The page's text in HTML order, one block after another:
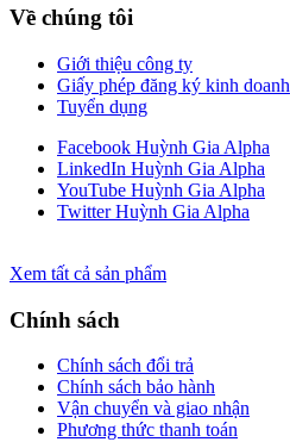
Về chúng tôi
Giới thiệu công ty
Giấy phép đăng ký kinh doanh
Tuyển dụng
Facebook Huỳnh Gia Alpha
LinkedIn Huỳnh Gia Alpha
YouTube Huỳnh Gia Alpha
Twitter Huỳnh Gia Alpha
Xem tất cả sản phẩm
Chính sách
Chính sách đổi trả
Chính sách bảo hành
Vận chuyển và giao nhận
Phương thức thanh toán